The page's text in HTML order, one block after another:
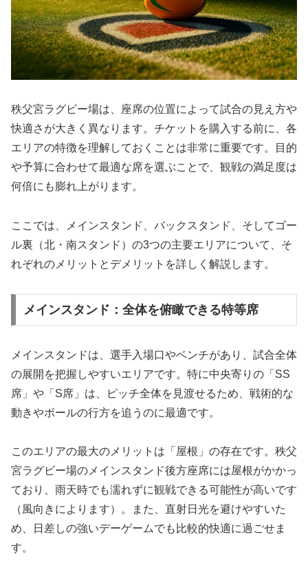
秩父宮ラグビー場は、座席の位置によって試合の見え方や
快適さが大きく異なります。チケットを購入する前に、各
エリアの特徴を理解しておくことは非常に重要です。目的
や予算に合わせて最適な席を選ぶことで、観戦の満足度は
何倍にも膨れ上がります。
ここでは、メインスタンド、バックスタンド、そしてゴー
ル裏（北・南スタンド）の3つの主要エリアについて、そ
れぞれのメリットとデメリットを詳しく解説します。
メインスタンド：全体を俯瞰できる特等席
メインスタンドは、選手入場口やベンチがあり、試合全体
の展開を把握しやすいエリアです。特に中央寄りの「SS
席」や「S席」は、ピッチ全体を見渡せるため、戦術的な
動きやボールの行方を追うのに最適です。
このエリアの最大のメリットは「屋根」の存在です。秩父
宮ラグビー場のメインスタンド後方座席には屋根がかかっ
ており、雨天時でも濡れずに観戦できる可能性が高いです
（風向きによります）。また、直射日光を避けやすいた
め、日差しの強いデーゲームでも比較的快適に過ごせま
す。